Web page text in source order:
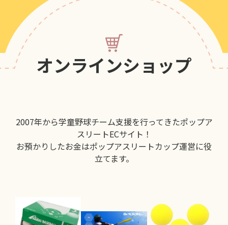
オンラインショップ
2007年から学童野球チーム支援を行ってきたポップア
スリートECサイト！
お預かりしたお金はポップアスリートカップ運営に役
立てます。